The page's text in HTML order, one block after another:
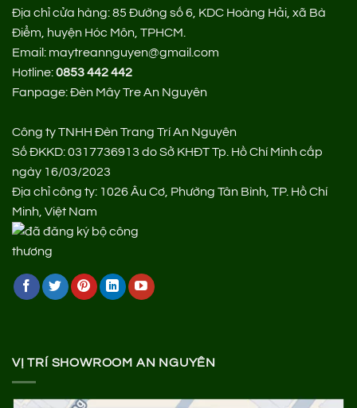
Địa chỉ cửa hàng:85 Đường số 6, KDC Hoàng Hải, xã Bà
Điểm, huyện Hóc Môn, TPHCM.
Email: maytreannguyen@gmail.com
Hotline:0853 442 442
Fanpage:Đèn Mây Tre An Nguyên
Công ty TNHH Đèn Trang Trí An Nguyên
Số ĐKKD: 0317736913 do Sở KHĐT Tp. Hồ Chí Minh cấp
ngày 16/03/2023
Địa chỉ công ty: 1026 Âu Cơ, Phường Tân Bình, TP. Hồ Chí
Minh, Việt Nam
VỊ TRÍ SHOWROOM AN NGUYÊN